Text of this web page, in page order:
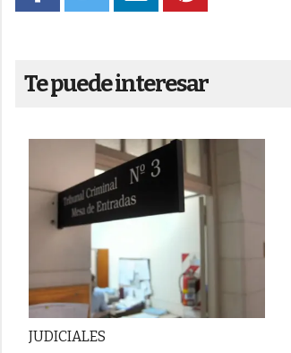
Te puede interesar
JUDICIALES